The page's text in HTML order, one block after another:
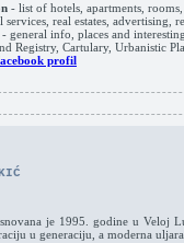
- list of hotels, apartments, rooms,
services, real estates, advertising,
- general info, places and interesting
Registry, Cartulary, Urbanistic
profil
je 1995. godine u Veloj
u generaciju, a moderna